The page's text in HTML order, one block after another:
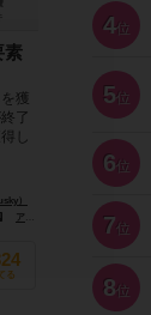
素
獲
了
し
）
アークライト（Arclight）
る
4位
5位
6位
7位
8位